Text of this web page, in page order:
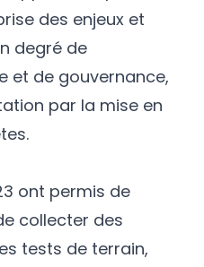
des enjeux et
degré de
et de gouvernance,
par la mise en
ont permis de
collecter des
tests de terrain,